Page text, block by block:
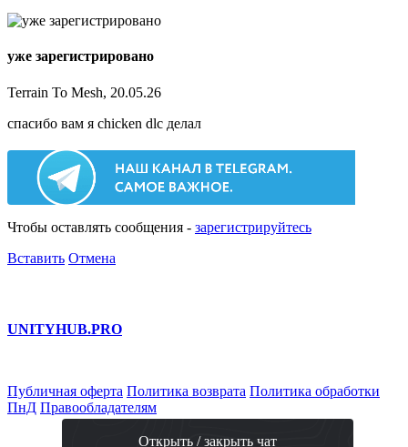
уже зарегистрировано
Terrain To Mesh, 20.05.26
спасибо вам я chicken dlc делал
Чтобы оставлять сообщения - зарегистрируйтесь
Вставить Отмена
Открыть / закрыть чат
UNITYHUB.PRO
Публичная оферта Политика возврата Политика обработки
ПнД Правообладателям